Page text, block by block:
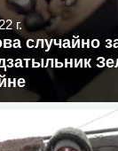
г.
случайно